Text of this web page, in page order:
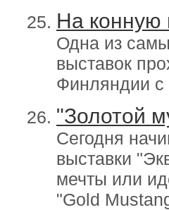
На конную
Одна из
выставок
Финляндии с
"Золотой
Сегодня
выставки
мечты или
"Gold